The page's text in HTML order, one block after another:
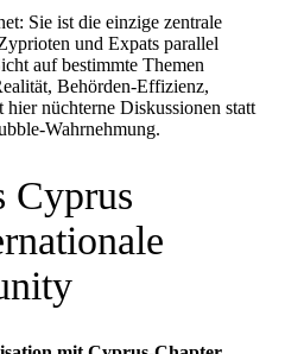
Sie ist die einzige zentrale
und Expats parallel
auf bestimmte Themen
Behörden-Effizienz,
nüchterne Diskussionen statt
Wahrnehmung.
Cyprus